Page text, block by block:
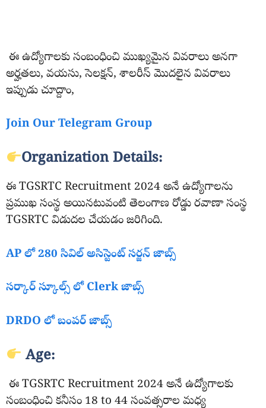
ఈ ఉద్యోగాలకు సంబంధించి ముఖ్యమైన వివరాలు అనగా
అర్హతలు, వయసు, సెలక్షన్, శాలరీస్ మొదలైన వివరాలు
ఇప్పుడు చూద్దాం,
Join Our Telegram Group
Organization Details:
ఈ TGSRTC Recruitment 2024 అనే ఉద్యోగాలను
ప్రముఖ సంస్థ అయినటువంటి తెలంగాణ రోడ్డు రవాణా సంస్థ
TGSRTC విడుదల చేయడం జరిగింది.
AP లో 280 సివిల్ అసిస్టెంట్ సర్జన్ జాబ్స్
సర్కార్ స్కూల్స్ లో Clerk జాబ్స్
DRDO లో బంపర్ జాబ్స్
Age:
ఈ TGSRTC Recruitment 2024 అనే ఉద్యోగాలకు
సంబంధించి కనీసం 18 to 44 సంవత్సరాల మధ్య